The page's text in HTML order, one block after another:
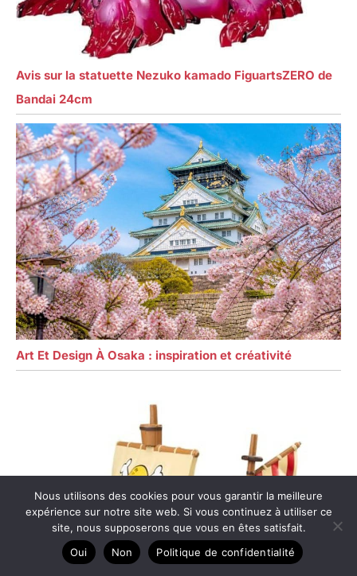
Avis sur la statuette Nezuko kamado FiguartsZERO de
Bandai 24cm
Art Et Design À Osaka : inspiration et créativité
Nous utilisons des cookies pour vous garantir la meilleure
expérience sur notre site web. Si vous continuez à utiliser ce
site, nous supposerons que vous en êtes satisfait.
Oui
Non Politique de confidentialité